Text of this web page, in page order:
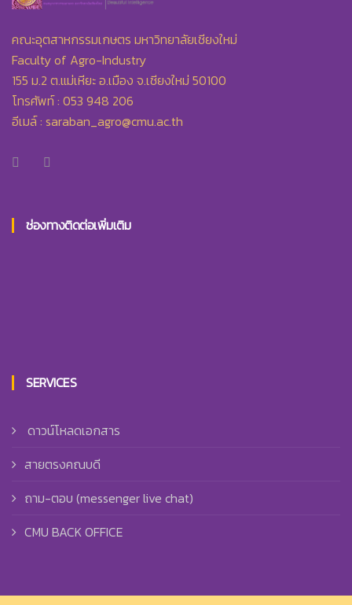
คณะอุตสาหกรรมเกษตร มหาวิทยาลัยเชียงใหม่
Faculty of Agro-Industry
155 ม.2 ต.แม่เหียะ อ.เมือง จ.เชียงใหม่ 50100
โทรศัพท์ : 053 948 206
อีเมล์ : saraban_agro@cmu.ac.th
ช่องทางติดต่อเพิ่มเติม
SERVICES
ดาวน์โหลดเอกสาร
สายตรงคณบดี
ถาม-ตอบ (messenger live chat)
CMU BACK OFFICE